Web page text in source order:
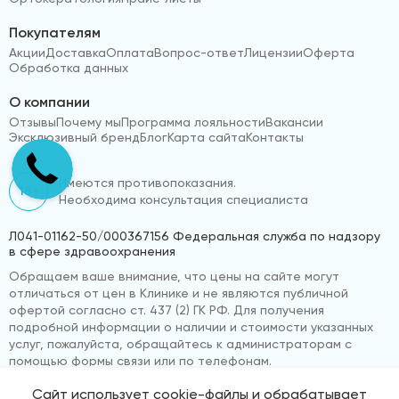
Покупателям
АкцииДоставкаОплатаВопрос-ответЛицензииОферта
Обработка данных
О компании
ОтзывыПочему мыПрограмма лояльностиВакансии
Эксклюзивный брендБлогКарта сайтаКонтакты
18+
Имеются противопоказания.
Необходима консультация специалиста
Л041-01162-50/000367156 Федеральная служба по надзору
в сфере здравоохранения
Обращаем ваше внимание, что цены на сайте могут
отличаться от цен в Клинике и не являются публичной
офертой согласно ст. 437 (2) ГК РФ. Для получения
подробной информации о наличии и стоимости указанных
услуг, пожалуйста, обращайтесь к администраторам с
помощью формы связи или по телефонам.
Сайт использует cookie-файлы и обрабатывает